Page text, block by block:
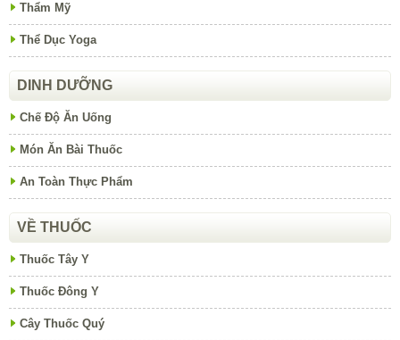
Thẩm Mỹ
Thể Dục Yoga
DINH DƯỠNG
Chế Độ Ăn Uống
Món Ăn Bài Thuốc
An Toàn Thực Phẩm
VỀ THUỐC
Thuốc Tây Y
Thuốc Đông Y
Cây Thuốc Quý